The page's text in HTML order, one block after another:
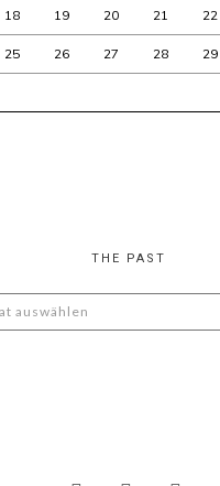
18 19 20 21 22
25 26 27 28 29
THE PAST